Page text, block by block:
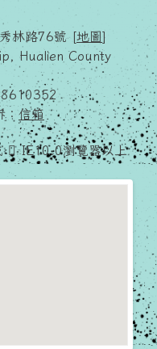
林路76號 [地圖]
Hualien County
信箱
IE10.0瀏覽器以上